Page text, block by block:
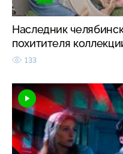
Наследник
похитителя
133